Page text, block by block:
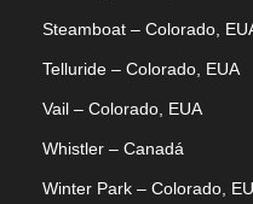
Steamboat – Colorado,
Telluride – Colorado, EUA
Vail – Colorado, EUA
Whistler – Canadá
Winter Park – Colorado,